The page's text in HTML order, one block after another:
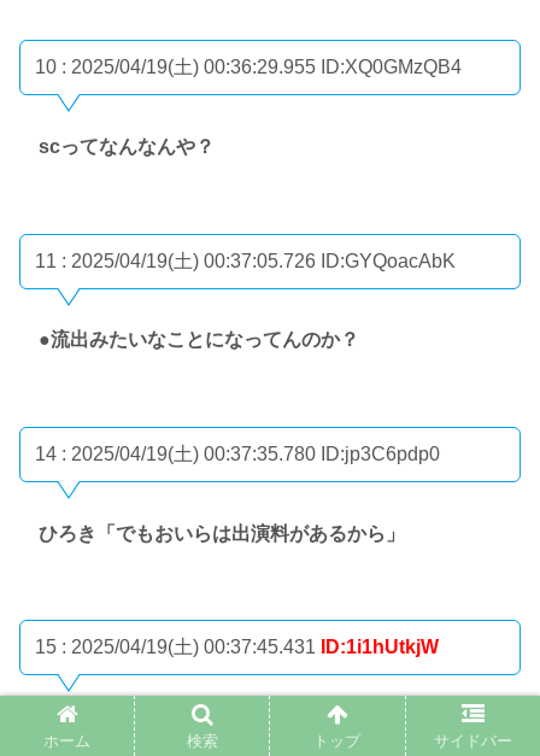
10 : 2025/04/19(土) 00:36:29.955 ID:XQ0GMzQB4
scってなんなんや？
11 : 2025/04/19(土) 00:37:05.726 ID:GYQoacAbK
●流出みたいなことになってんのか？
14 : 2025/04/19(土) 00:37:35.780 ID:jp3C6pdp0
ひろき「でもおいらは出演料があるから」
15 : 2025/04/19(土) 00:37:45.431 ID:1i1hUtkjW
また4chan.sc作るんかな？
ホーム 検索 トップ サイドバー